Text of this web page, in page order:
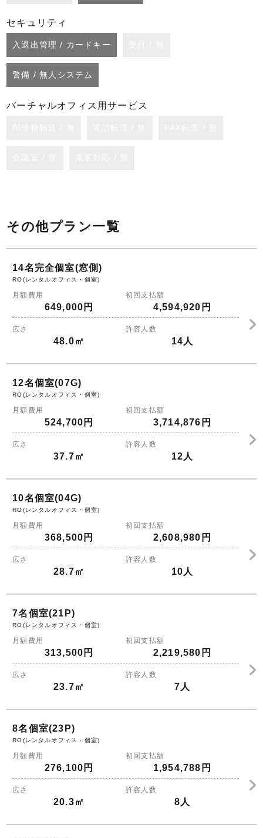
セキュリティ
入退出管理 / カードキー
警備 / 無人システム
バーチャルオフィス用サービス
その他プラン一覧
14名完全個室(窓側)
RO(レンタルオフィス・個室)
月額費用
649,000円
初回支払額
4,594,920円
広さ
48.0㎡
許容人数
14人
12名個室(07G)
RO(レンタルオフィス・個室)
月額費用
524,700円
初回支払額
3,714,876円
広さ
37.7㎡
許容人数
12人
10名個室(04G)
RO(レンタルオフィス・個室)
月額費用
368,500円
初回支払額
2,608,980円
広さ
28.7㎡
許容人数
10人
7名個室(21P)
RO(レンタルオフィス・個室)
月額費用
313,500円
初回支払額
2,219,580円
広さ
23.7㎡
許容人数
7人
8名個室(23P)
RO(レンタルオフィス・個室)
月額費用
276,100円
初回支払額
1,954,788円
広さ
20.3㎡
許容人数
8人